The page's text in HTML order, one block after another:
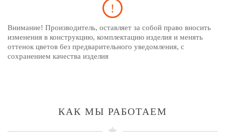
Внимание! Производитель, оставляет за собой право вносить
изменения в конструкцию, комплектацию изделия и менять
оттенок цветов без предварительного уведомления, с
сохранением качества изделия
КАК МЫ РАБОТАЕМ